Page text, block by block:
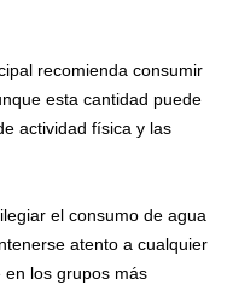
recomienda consumir
esta cantidad puede
actividad física y las
el consumo de agua
atento a cualquier
en los grupos más